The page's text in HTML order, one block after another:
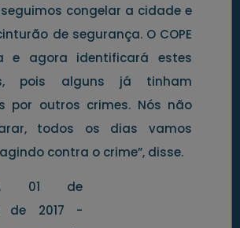
congelar a cidade e
de segurança. O COPE
e agora identificará estes
pois alguns já tinham
por outros crimes. Nós não
todos os dias vamos
contra o crime”, disse.